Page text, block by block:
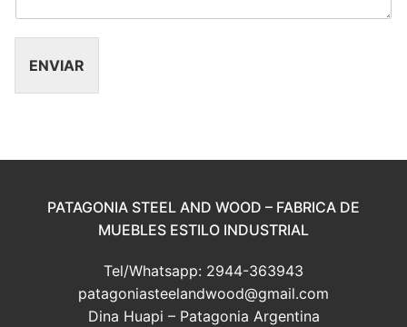
ENVIAR
PATAGONIA STEEL AND WOOD – FABRICA DE
MUEBLES ESTILO INDUSTRIAL
Tel/Whatsapp: 2944-363943
patagoniasteelandwood@gmail.com
Dina Huapi – Patagonia Argentina